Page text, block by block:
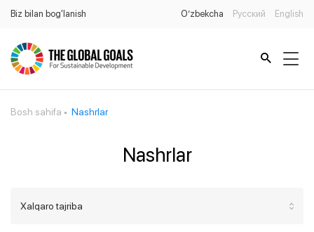
Biz bilan bog'lanish O’zbekcha Русский English
Bosh sahifa Nashrlar
Nashrlar
Xalqaro tajriba